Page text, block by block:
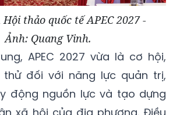
Hội thảo quốc tế APEC 2027 -
Ảnh: Quang Vinh.
APEC 2027 vừa là cơ hội,
đối với năng lực quản trị,
động nguồn lực và tạo dựng